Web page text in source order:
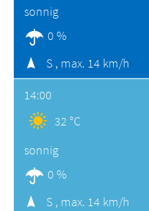
sonnig
0 %
S , max. 14 km/h
14:00
32 °C
sonnig
0 %
S , max. 14 km/h